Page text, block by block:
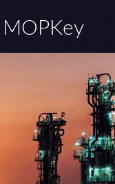
MOPKey